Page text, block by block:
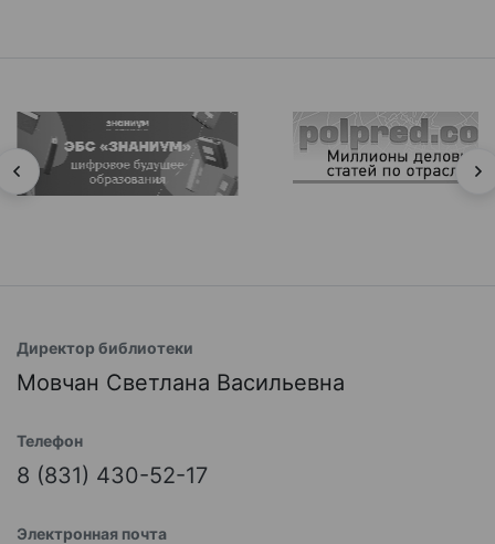
Директор библиотеки
Мовчан Светлана Васильевна
Телефон
8 (831) 430-52-17
Электронная почта